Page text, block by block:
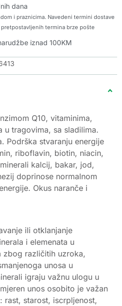
dana
i praznicima. Navedeni termini dostave
termina brze pošte
iznad 100KM
Q10, vitaminima,
u tragovima, sa sladilima.
Podrška stvaranju energije
riboflavin, biotin, niacin,
kalcij, bakar, jod,
doprinose normalnom
Okus naranče i
ili otklanjanje
i elemenata u
zbog različitih uzroka,
unosa u
igraju važnu ulogu u
unos osobito je važan
rast, starost, iscrpljenost,